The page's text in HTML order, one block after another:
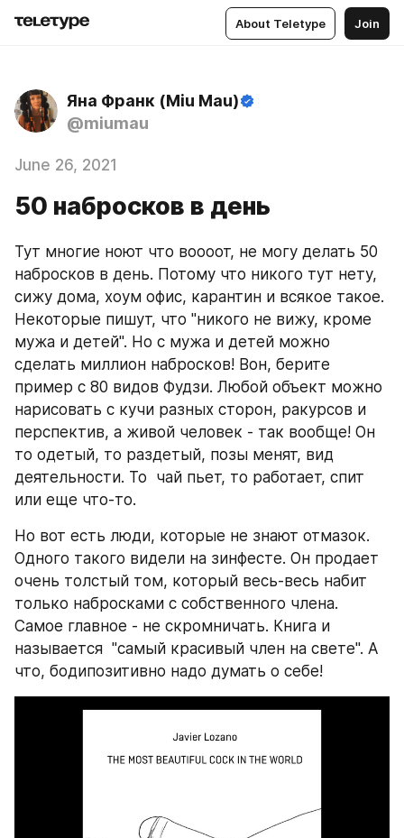
About Teletype Join
Яна Франк (Miu Mau)
@miumau
June 26, 2021
50 набросков в день
Тут многие ноют что воооот, не могу делать 50
набросков в день. Потому что никого тут нету,
сижу дома, хоум офис, карантин и всякое такое.
Некоторые пишут, что "никого не вижу, кроме
мужа и детей". Но с мужа и детей можно
сделать миллион набросков! Вон, берите
пример с 80 видов Фудзи. Любой объект можно
нарисовать с кучи разных сторон, ракурсов и
перспектив, а живой человек - так вообще! Он
то одетый, то раздетый, позы менят, вид
деятельности. То  чай пьет, то работает, спит
или еще что-то.
Но вот есть люди, которые не знают отмазок.
Одного такого видели на зинфесте. Он продает
очень толстый том, который весь-весь набит
только набросками с собственного члена.
Самое главное - не скромничать. Книга и
называется  "самый красивый член на свете". А
что, бодипозитивно надо думать о себе!